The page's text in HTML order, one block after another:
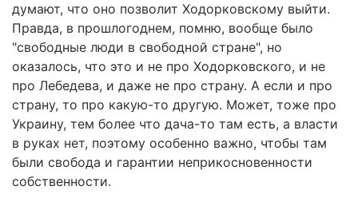
думают, что оно позволит Ходорковскому выйти.
Правда, в прошлогоднем, помню, вообще было
"свободные люди в свободной стране", но
оказалось, что это и не про Ходорковского, и не
про Лебедева, и даже не про страну. А если и про
страну, то про какую-то другую. Может, тоже про
Украину, тем более что дача-то там есть, а власти
в руках нет, поэтому особенно важно, чтобы там
были свобода и гарантии неприкосновенности
собственности.